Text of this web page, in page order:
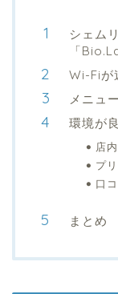
シェム
「
Wi-Fiが
メニュー
環境が
店
プ
口
まとめ